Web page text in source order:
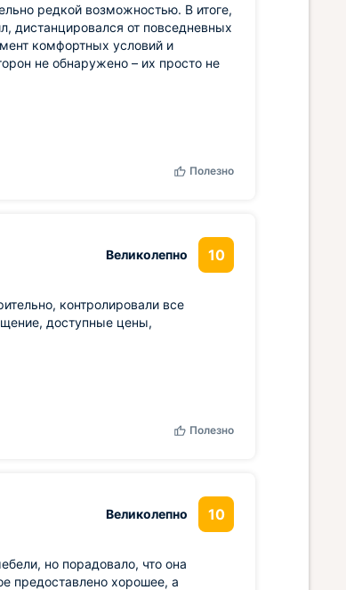
редкой возможностью. В итоге,
дистанцировался от повседневных
комфортных условий и
не обнаружено – их просто не
Полезно
Великолепно 10
контролировали все
доступные цены,
Полезно
Великолепно 10
но порадовало, что она
предоставлено хорошее, а